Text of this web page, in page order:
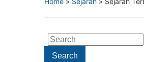
Search
for:Search